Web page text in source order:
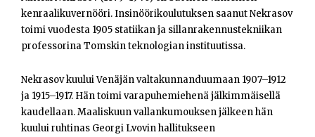
kenraalikuvernööri. Insinöörikoulutuksen saanut Nekrasov
toimi vuodesta 1905 statiikan ja sillanrakennustekniikan
professorina Tomskin teknologian instituutissa.
Nekrasov kuului Venäjän valtakunnanduumaan 1907–1912
ja 1915–1917. Hän toimi varapuhemiehenä jälkimmäisellä
kaudellaan. Maaliskuun vallankumouksen jälkeen hän
kuului ruhtinas Georgi Lvovin hallitukseen